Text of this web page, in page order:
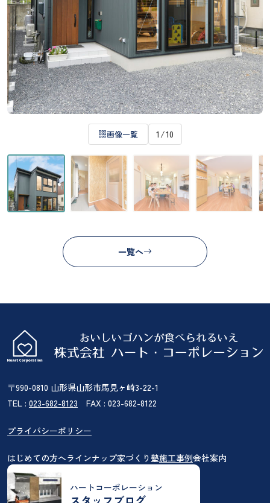
画像一覧 1 /10
一覧へ
〒990-0810 山形県山形市馬見ヶ崎3-22-1
TEL : 023-682-8123 FAX : 023-682-8122
プライバシーポリシー
はじめての方へラインナップ家づくり塾施工事例会社案内
ハートコーポレーション